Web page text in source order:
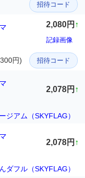
招待コード
2,080円 ↑
記録画像
円) 招待コード
2,078円 ↑
ジアム（SKYFLAG）
2,078円 ↑
ダフル（SKYFLAG）